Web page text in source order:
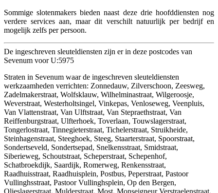
Sommige slotenmakers bieden naast deze drie hoofddiensten nog
verdere services aan, maar dit verschilt natuurlijk per bedrijf en
mogelijk zelfs per persoon.
De ingeschreven sleuteldiensten zijn er in deze postcodes van
Sevenum voor U:5975
Straten in Sevenum waar de ingeschreven sleuteldiensten
werkzaamheden verrichten: Zonnedauw, Zilverschoon, Zeesweg,
Zadelmakerstraat, Wolfsklauw, Wilhelminastraat, Wilgeroosje,
Weverstraat, Westerholtsingel, Vinkepas, Venloseweg, Veenpluis,
Van Vlattenstraat, Van Ulftstraat, Van Stepraethstraat, Van
Reiffenburgstraat, Ulfterhoek, Toverlaan, Touwslagerstraat,
Tongerlostraat, Tinnegieterstraat, Tichelerstraat, Struikheide,
Steinhagenstraat, Steeghoek, Steeg, Staarterstraat, Spoorstraat,
Sondertseveld, Sondertsepad, Snelkensstraat, Smidstraat,
Siberieweg, Schoutstraat, Scheperstraat, Schepenhof,
Schatbroekdijk, Saardijk, Romerweg, Renkensstraat,
Raadhuisstraat, Raadhuisplein, Postbus, Peperstraat, Pastoor
Vullinghsstraat, Pastoor Vullinghsplein, Op den Bergen,